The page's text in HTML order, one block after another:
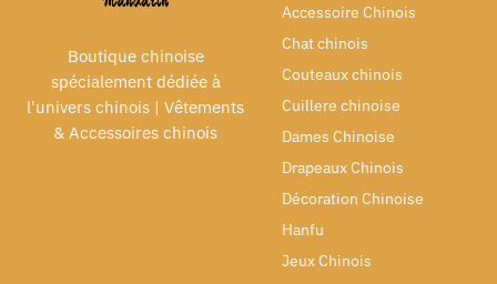
Boutique chinoise
spécialement dédiée à
l'univers chinois | Vêtements
& Accessoires chinois
Accessoire Chinois
Chat chinois
Couteaux chinois
Cuillere chinoise
Dames Chinoise
Drapeaux Chinois
Décoration Chinoise
Hanfu
Jeux Chinois